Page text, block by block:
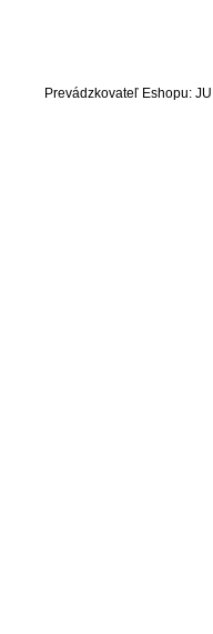
Prevádzkovateľ Eshopu: